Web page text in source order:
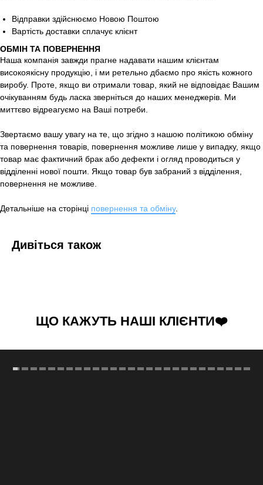
Відправки здійснюємо Новою Поштою
Вартість доставки сплачує клієнт
ОБМІН ТА ПОВЕРНЕННЯ
Наша компанія завжди прагне надавати нашим клієнтам
високоякісну продукцію, і ми ретельно дбаємо про якість кожного
виробу. Проте, якщо ви отримали товар, який не відповідає Вашим
очікуванням будь ласка зверніться до наших менеджерів. Ми
миттєво відреагуємо на Ваші потреби.
Звертаємо вашу увагу на те, що згідно з нашою політикою обміну
та повернення товарів, повернення можливе лише у випадку, якщо
товар має фактичний брак або дефекти і огляд проводиться у
відділенні нової пошти. Якщо товар був забраний з відділення,
повернення не можливе.
Детальніше на сторінці повернення та обміну.
Дивіться також
ЩО КАЖУТЬ НАШІ КЛІЄНТИ❤️